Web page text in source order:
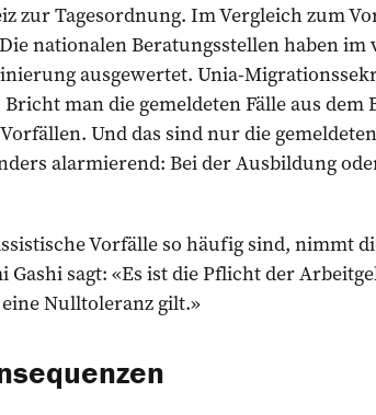
zur Tagesordnung. Im Vergleich zum
nationalen Beratungsstellen haben im
ausgewertet. Unia-
Bricht man die gemeldeten Fälle aus
Und das sind nur die
alarmierend: Bei der Ausbildung
Vorfälle so häufig sind, nimmt
sagt: «Es ist die Pflicht der
Nulltoleranz gilt.»